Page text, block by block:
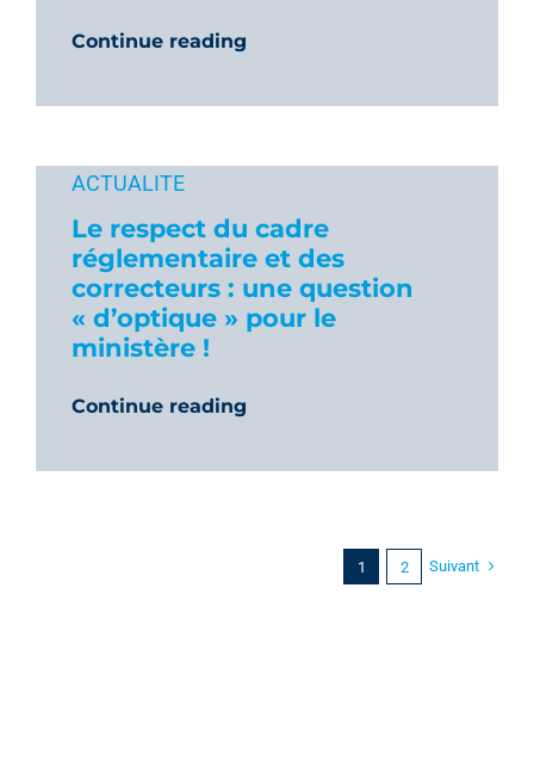
Continue reading
ACTUALITE
Le respect du cadre
réglementaire et des
correcteurs : une question
« d’optique » pour le
ministère !
Continue reading
1 2 Suivant